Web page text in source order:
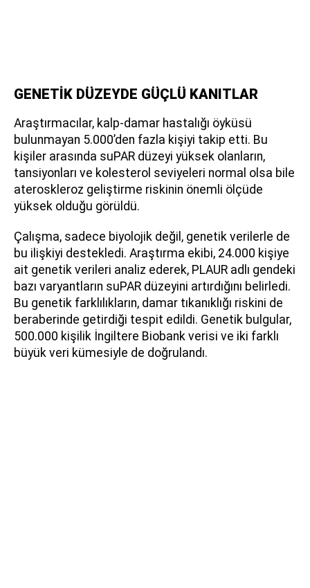
GENETİK DÜZEYDE GÜÇLÜ KANITLAR
Araştırmacılar, kalp-damar hastalığı öyküsü
bulunmayan 5.000’den fazla kişiyi takip etti. Bu
kişiler arasında suPAR düzeyi yüksek olanların,
tansiyonları ve kolesterol seviyeleri normal olsa bile
ateroskleroz geliştirme riskinin önemli ölçüde
yüksek olduğu görüldü.
Çalışma, sadece biyolojik değil, genetik verilerle de
bu ilişkiyi destekledi. Araştırma ekibi, 24.000 kişiye
ait genetik verileri analiz ederek, PLAUR adlı gendeki
bazı varyantların suPAR düzeyini artırdığını belirledi.
Bu genetik farklılıkların, damar tıkanıklığı riskini de
beraberinde getirdiği tespit edildi. Genetik bulgular,
500.000 kişilik İngiltere Biobank verisi ve iki farklı
büyük veri kümesiyle de doğrulandı.